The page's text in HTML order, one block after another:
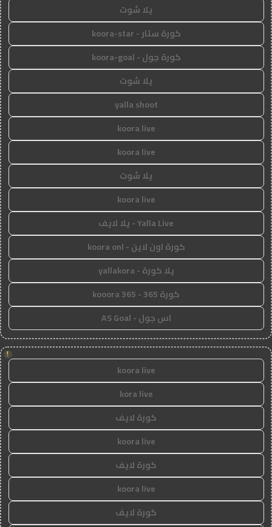
يلا شوت
كورة ستار - koora-star
كورة جول - koora-goal
يلا شوت
yalla shoot
koora live
koora live
يلا شوت
koora live
Yalla Live - يلا لايف
كورة اون لاين - koora onl
يلا كورة - yallakora
كورة 365 - kooora 365
اس جول - AS Goal
!
koora live
kora live
كورة لايف
koora live
كورة لايف
koora live
كورة لايف